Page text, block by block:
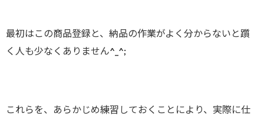
最初はこの商品登録と、納品の作業がよく分からないと躓
く人も少なくありません^_^;
これらを、あらかじめ練習しておくことにより、実際に仕